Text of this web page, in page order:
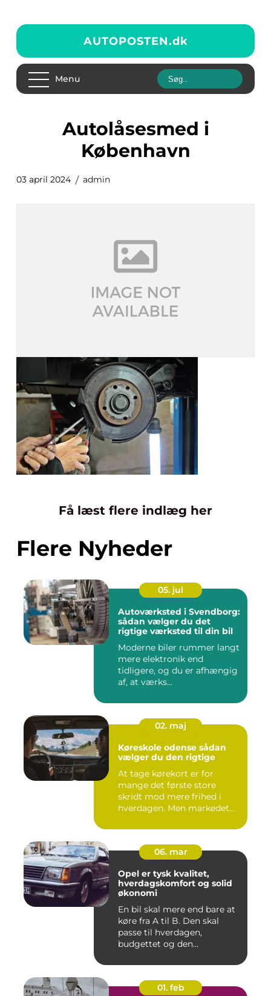
AUTOPOSTEN.dk
Menu
autolåsesmed i
København
03 april 2024 admin
Få læst flere indlæg her
Flere Nyheder
05. jul
Autoværksted i Svendborg:
sådan vælger du det
rigtige værksted til din bil
Moderne biler rummer langt
mere elektronik end
tidligere, og du er afhængig
af, at værks...
02. maj
Køreskole odense sådan
vælger du den rigtige
At tage kørekort er for
mange det første store
skridt mod mere frihed i
hverdagen. Men markedet
06. mar
Opel er tysk kvalitet,
hverdagskomfort og solid
økonomi
En bil skal mere end bare at
køre fra A til B. Den skal
passe til hverdagen,
budgettet og den...
01. feb